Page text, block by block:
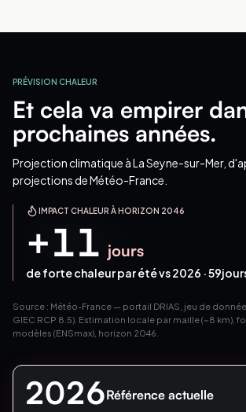
PRÉVISION CHALEUR
Et cela va empirer
prochaines années.
Projection climatique à La Seyne-sur-Mer,
projections de Météo-France.
IMPACT CHALEUR À HORIZON 2046
+11 jours
de forte chaleur par été vs 2026 ·59
Source : Météo-France — portail DRIAS, jeu de
GIEC RCP 8.5). Estimation locale par maille (~8 km),
modèles (ENSmax), horizon 2046.
2026Référence actuelle